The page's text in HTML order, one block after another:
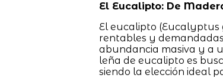
El Eucalipto: De
El eucalipto (Eucalyptus
rentables y
abundancia masiva y a
leña de eucalipto es
siendo la elección ideal